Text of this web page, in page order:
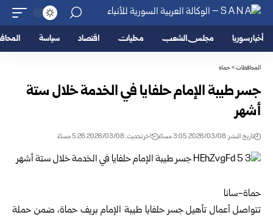
أخبار سوريا مجلس الشعب محليات اقتصاد سياسة
المحافظات>حماة
جسر طيبة الإمام حلفايا في الخدمة خلال ستة
أشهر
تاريخ النشر: 2026/03/08 3:05 مساءً اخر تحديث: 2026/03/08 5:26 مساءً
حماة-سانا
تتواصل أعمال تأهيل جسر حلفايا طيبة الإمام بريف حماة، ضمن حملة